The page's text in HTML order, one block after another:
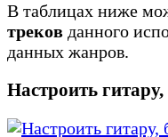
В таблицах ниже
треков данного
данных жанров.
Настроить